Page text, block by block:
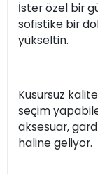
İster özel bir
sofistike bir
yükseltin.
Kusursuz
seçim
aksesuar,
haline geliyor.